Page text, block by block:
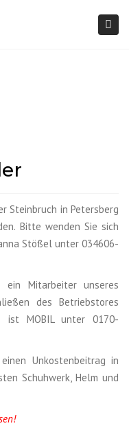
Steinbruch in Petersberg
Bitte wenden Sie sich
Stößel unter 034606-
ein Mitarbeiter unseres
des Betriebstores
ist MOBIL unter 0170-
Unkostenbeitrag in
Schuhwerk, Helm und